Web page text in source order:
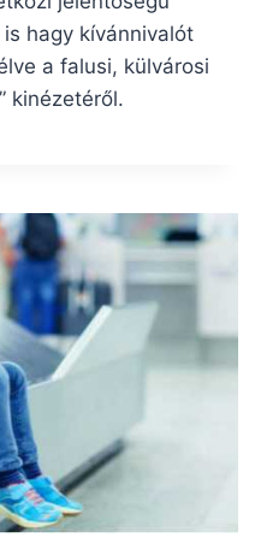
hagy kívánnivalót
a falusi, külvárosi
kinézetéről.